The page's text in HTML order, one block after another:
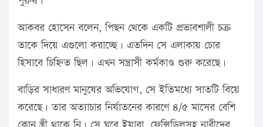
আকবর হোসেন বলেন, পিছন থেকে একটি প্রভাবশালী চক্র
তাকে দিয়ে এগুলো করাচ্ছে। এতদিন সে এলাকায় চোর
হিসাবে চিহ্নিত ছিল। এখন সন্ত্রাসী কর্মকাণ্ড শুরু করেছে।
বাড়ির সাধারণ মানুষের অভিযোগ, সে ইতিমধ্যে সাতটি বিয়ে
করেছে। তার অত্যাচার নির্যাতনের কারণে ৪/৫ মাসের বেশি